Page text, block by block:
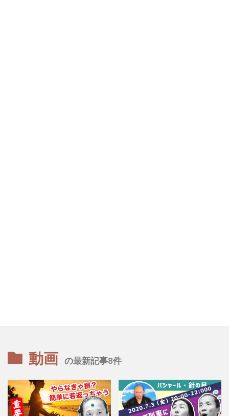
動画 の最新記事8件